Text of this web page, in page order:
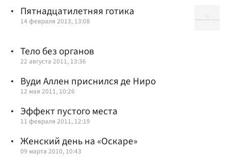
Пятнадцатилетняя готика
14 февраля 2013, 13:08
Тело без органов
22 августа 2011, 13:36
Вуди Аллен приснился де Ниро
12 мая 2011, 10:26
Эффект пустого места
11 февраля 2011, 12:19
Женский день на «Оскаре»
09 марта 2010, 10:43